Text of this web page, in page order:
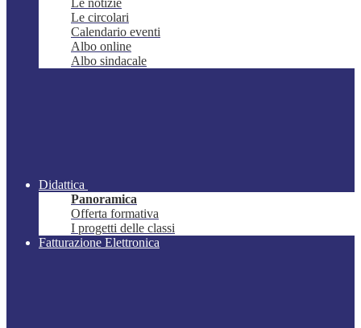
Le notizie
Le circolari
Calendario eventi
Albo online
Albo sindacale
Didattica
Panoramica
Offerta formativa
I progetti delle classi
Fatturazione Elettronica